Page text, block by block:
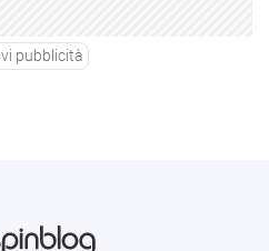
pubblicità